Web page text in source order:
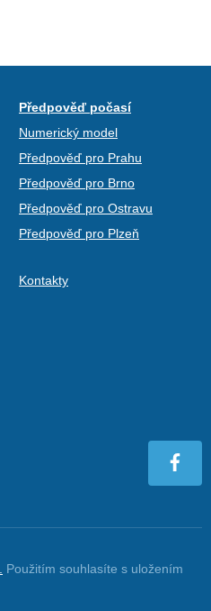
Předpověď počasí
Numerický model
Předpověď pro Prahu
Předpověď pro Brno
Předpověď pro Ostravu
Předpověď pro Plzeň
Kontakty
Použitím souhlasíte s uložením